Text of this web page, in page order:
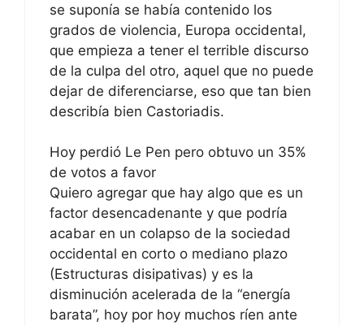
se suponía se había contenido los
grados de violencia, Europa occidental,
que empieza a tener el terrible discurso
de la culpa del otro, aquel que no puede
dejar de diferenciarse, eso que tan bien
describía bien Castoriadis.
Hoy perdió Le Pen pero obtuvo un 35%
de votos a favor
Quiero agregar que hay algo que es un
factor desencadenante y que podría
acabar en un colapso de la sociedad
occidental en corto o mediano plazo
(Estructuras disipativas) y es la
disminución acelerada de la “energía
barata”, hoy por hoy muchos ríen ante